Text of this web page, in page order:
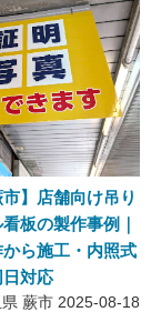
市】店舗向け吊り
板の製作事例｜
ら施工・内照式
対応
蕨市 2025-08-18